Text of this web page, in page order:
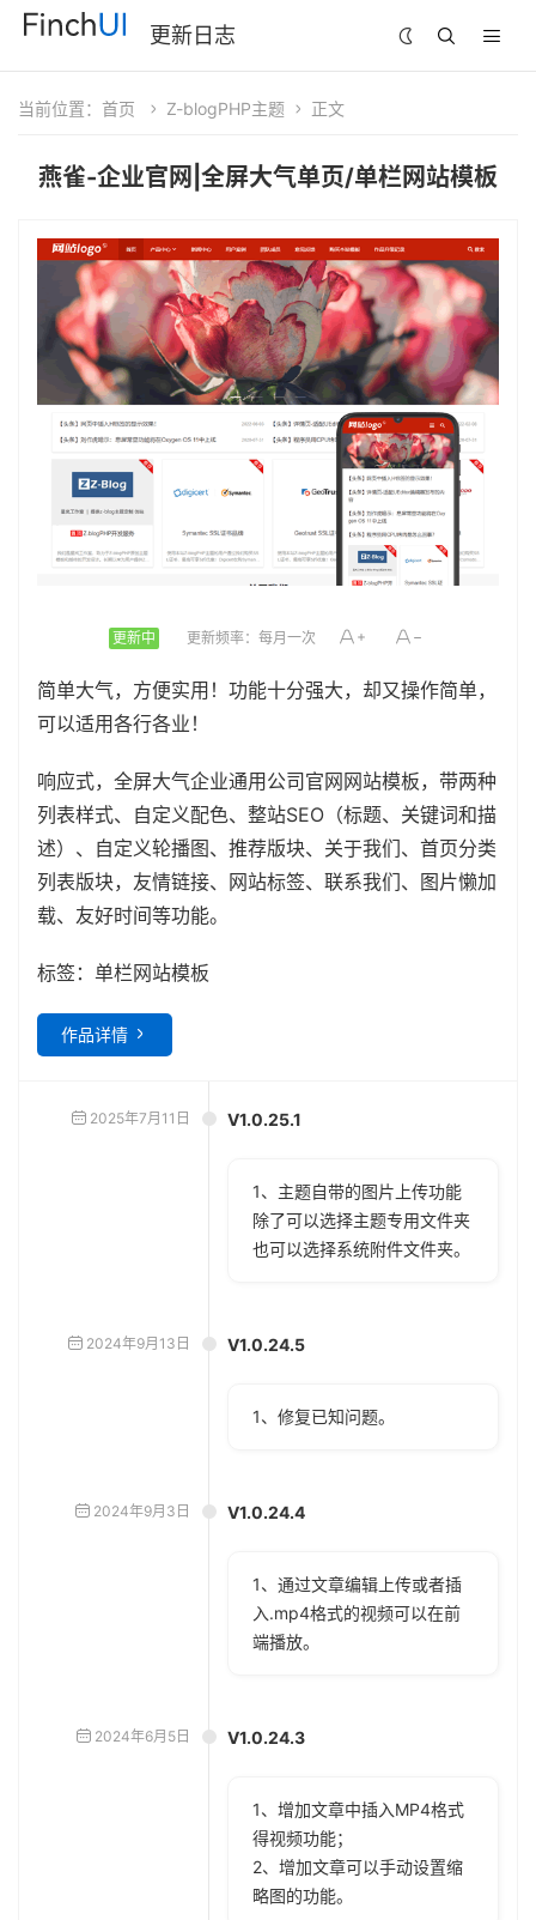
更新日志
当前位置： 首页 Z-blogPHP主题 正文
燕雀-企业官网|全屏大气单页/单栏网站模板
更新中 更新频率：每月一次
简单大气，方便实用！功能十分强大，却又操作简单，
可以适用各行各业！
响应式，全屏大气企业通用公司官网网站模板，带两种
列表样式、自定义配色、整站SEO（标题、关键词和描
述）、自定义轮播图、推荐版块、关于我们、首页分类
列表版块，友情链接、网站标签、联系我们、图片懒加
载、友好时间等功能。
标签： 单栏网站模板
作品详情
2025年7月11日 V1.0.25.1
1、主题自带的图片上传功能
除了可以选择主题专用文件夹
也可以选择系统附件文件夹。
2024年9月13日 V1.0.24.5
1、修复已知问题。
2024年9月3日 V1.0.24.4
1、通过文章编辑上传或者插
入.mp4格式的视频可以在前
端播放。
2024年6月5日 V1.0.24.3
1、增加文章中插入MP4格式
得视频功能；
2、增加文章可以手动设置缩
略图的功能。